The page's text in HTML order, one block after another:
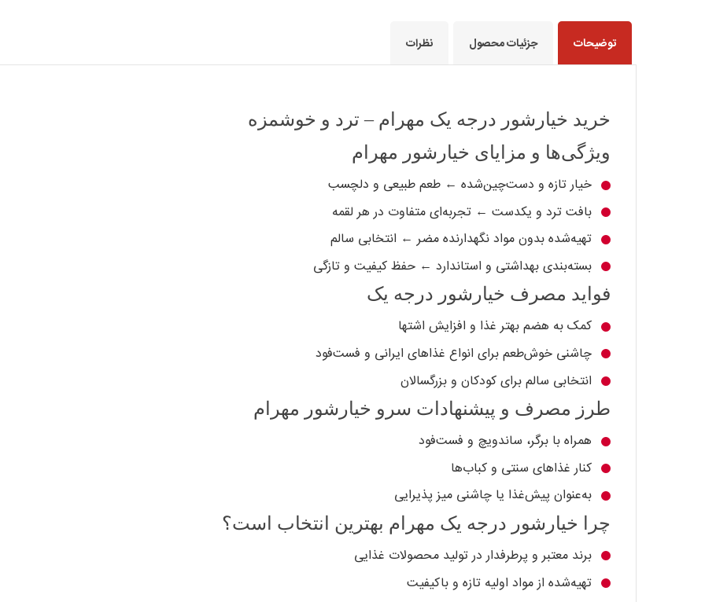
توضیحات جزئیات محصول نظرات
خرید خیارشور درجه یک مهرام – ترد و خوشمزه
ویژگی‌ها و مزایای خیارشور مهرام
خیار تازه و دست‌چین‌شده ← طعم طبیعی و دلچسب
بافت ترد و یکدست ← تجربه‌ای متفاوت در هر لقمه
تهیه‌شده بدون مواد نگهدارنده مضر ← انتخابی سالم
بسته‌بندی بهداشتی و استاندارد ← حفظ کیفیت و تازگی
فواید مصرف خیارشور درجه یک
کمک به هضم بهتر غذا و افزایش اشتها
چاشنی خوش‌طعم برای انواع غذاهای ایرانی و فست‌فود
انتخابی سالم برای کودکان و بزرگسالان
طرز مصرف و پیشنهادات سرو خیارشور مهرام
همراه با برگر، ساندویچ و فست‌فود
کنار غذاهای سنتی و کباب‌ها
به‌عنوان پیش‌غذا یا چاشنی میز پذیرایی
چرا خیارشور درجه یک مهرام بهترین انتخاب است؟
برند معتبر و پرطرفدار در تولید محصولات غذایی
تهیه‌شده از مواد اولیه تازه و باکیفیت